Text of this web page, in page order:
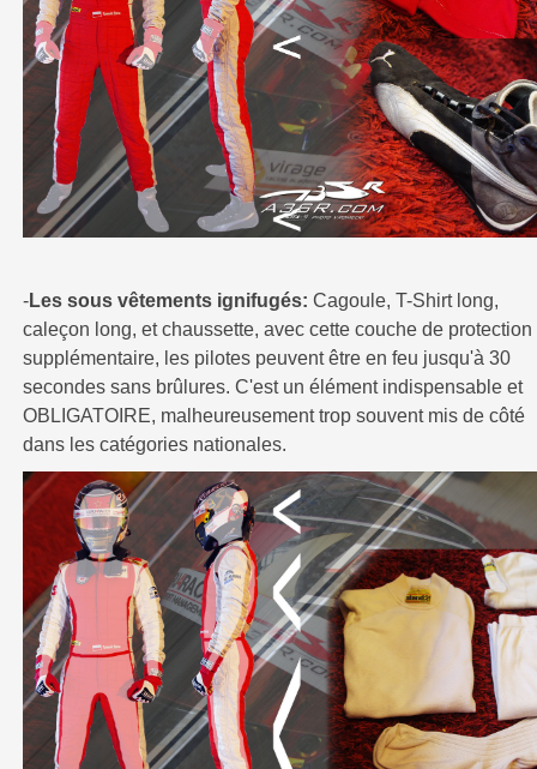
-Les sous vêtements ignifugés: Cagoule, T-Shirt long,
caleçon long, et chaussette, avec cette couche de protection
supplémentaire, les pilotes peuvent être en feu jusqu'à 30
secondes sans brûlures. C'est un élément indispensable et
OBLIGATOIRE, malheureusement trop souvent mis de côté
dans les catégories nationales.